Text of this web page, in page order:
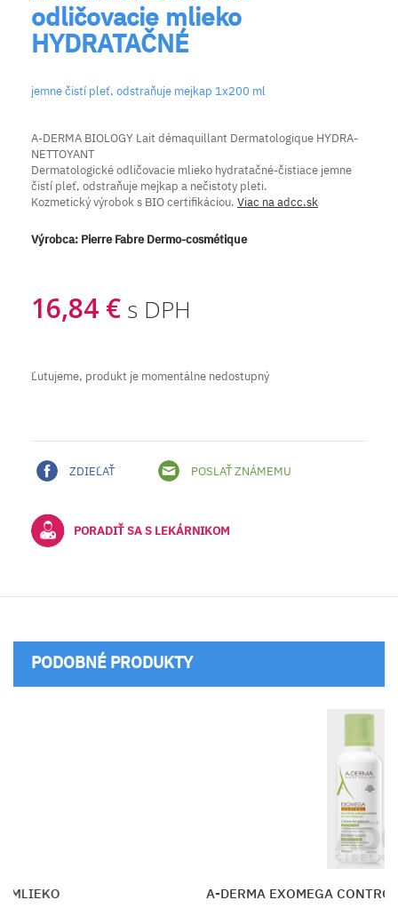
odličovacie mlieko
HYDRATAČNÉ
jemne čistí pleť, odstraňuje mejkap 1x200 ml
A-DERMA BIOLOGY Lait démaquillant Dermatologique HYDRA-
NETTOYANT
Dermatologické odličovacie mlieko hydratačné-čistiace jemne
čistí pleť, odstraňuje mejkap a nečistoty pleti.
Kozmetický výrobok s BIO certifikáciou. Viac na adcc.sk
Výrobca: Pierre Fabre Dermo-cosmétique
16,84 € s DPH
Ľutujeme, produkt je momentálne nedostupný
ZDIEĽAŤ POSLAŤ ZNÁMEMU
PORADIŤ SA S LEKÁRNIKOM
PODOBNÉ PRODUKTY
CONTROL Emolienčný KRÉM